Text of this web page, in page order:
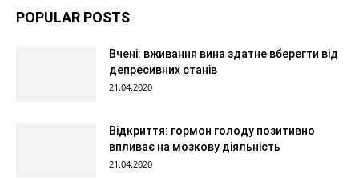
POPULAR POSTS
Вчені: вживання вина здатне вберегти від
депресивних станів
21.04.2020
Відкриття: гормон голоду позитивно
впливає на мозкову діяльність
21.04.2020